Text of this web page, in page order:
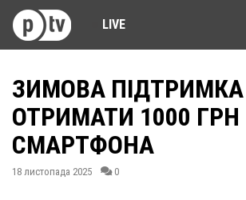
LIVE
ЗИМОВА ПІДТРИМКА
ОТРИМАТИ 1000 ГРН
СМАРТФОНА
18 листопада 2025 0